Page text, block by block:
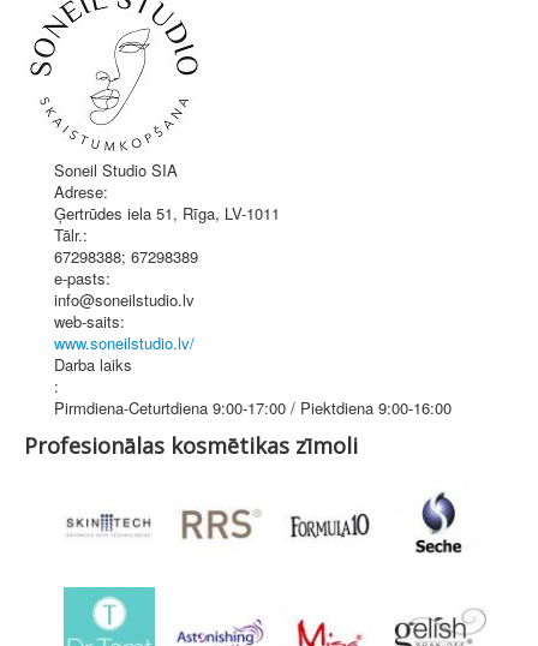
Soneil Studio SIA
Adrese:
Ģertrūdes iela 51, Rīga, LV-1011
Tālr.:
67298388; 67298389
e-pasts:
info@soneilstudio.lv
web-saits:
www.soneilstudio.lv/
Darba laiks
:
Pirmdiena-Ceturtdiena 9:00-17:00 / Piektdiena 9:00-16:00
Profesionālas kosmētikas zīmoli